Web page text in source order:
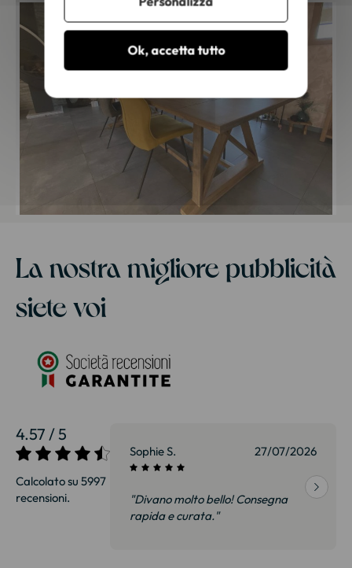
La nostra migliore pubblicità
siete voi
4.57 / 5
Calcolato su 5997
recensioni.
27/07/2026 Sophie S. 27/07/2026
"Divano molto bello! Consegna
rapida e curata."
Ok, accetta tutto